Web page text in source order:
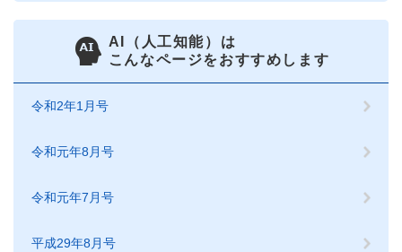
AI（人工知能）は
こんなページをおすすめします
令和2年1月号
令和元年8月号
令和元年7月号
平成29年8月号